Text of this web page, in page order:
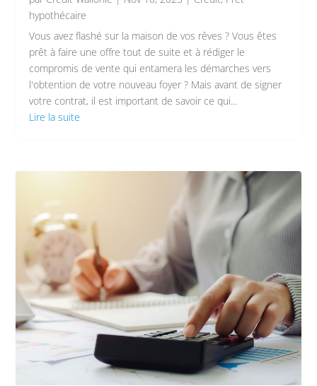
hypothécaire
Vous avez flashé sur la maison de vos rêves ? Vous êtes
prêt à faire une offre tout de suite et à rédiger le
compromis de vente qui entamera les démarches vers
l'obtention de votre nouveau foyer ? Mais avant de signer
votre contrat, il est important de savoir ce qui...
Lire la suite